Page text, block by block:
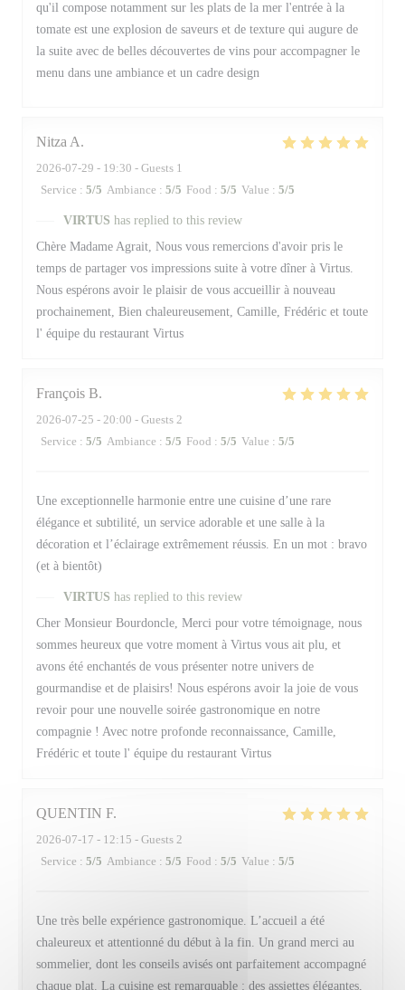
qu'il compose notamment sur les plats de la mer l'entrée à la
tomate est une explosion de saveurs et de texture qui augure de
la suite avec de belles découvertes de vins pour accompagner le
menu dans une ambiance et un cadre design
Nitza A
2026-07-29 - 19:30 - Guests 1
Service : 5/5 Ambiance : 5/5 Food : 5/5 Value : 5/5
VIRTUS has replied to this review
Chère Madame Agrait, Nous vous remercions d'avoir pris le
temps de partager vos impressions suite à votre dîner à Virtus.
Nous espérons avoir le plaisir de vous accueillir à nouveau
prochainement, Bien chaleureusement, Camille, Frédéric et toute
l' équipe du restaurant Virtus
François B
2026-07-25 - 20:00 - Guests 2
Service : 5/5 Ambiance : 5/5 Food : 5/5 Value : 5/5
Une exceptionnelle harmonie entre une cuisine d’une rare
élégance et subtilité, un service adorable et une salle à la
décoration et l’éclairage extrêmement réussis. En un mot : bravo
(et à bientôt)
VIRTUS has replied to this review
Cher Monsieur Bourdoncle, Merci pour votre témoignage, nous
sommes heureux que votre moment à Virtus vous ait plu, et
avons été enchantés de vous présenter notre univers de
gourmandise et de plaisirs! Nous espérons avoir la joie de vous
revoir pour une nouvelle soirée gastronomique en notre
compagnie ! Avec notre profonde reconnaissance, Camille,
Frédéric et toute l' équipe du restaurant Virtus
QUENTIN F
2026-07-17 - 12:15 - Guests 2
Service : 5/5 Ambiance : 5/5 Food : 5/5 Value : 5/5
Une très belle expérience gastronomique. L’accueil a été
chaleureux et attentionné du début à la fin. Un grand merci au
sommelier, dont les conseils avisés ont parfaitement accompagné
chaque plat. La cuisine est remarquable : des assiettes élégantes,